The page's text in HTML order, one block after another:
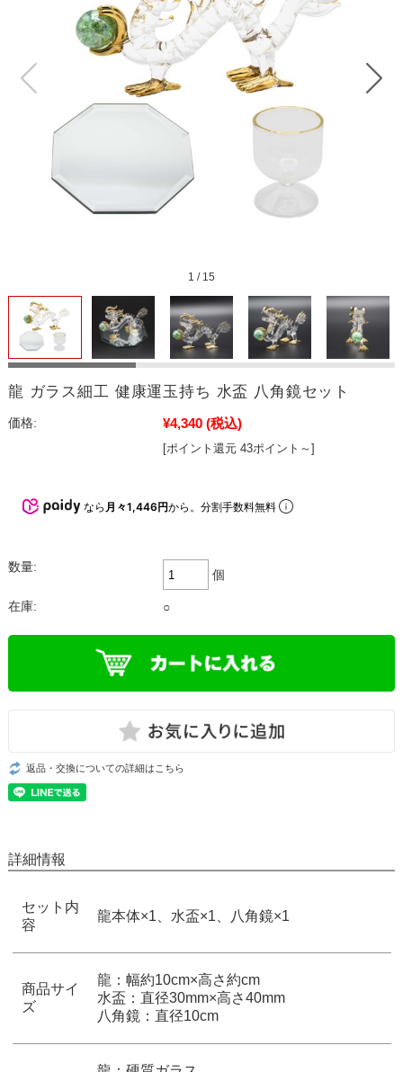
1 / 15
龍 ガラス細工 健康運玉持ち 水盃 八角鏡セット
価格: ¥4,340 (税込)
[ポイント還元 43ポイント～]
なら 月々1,446円から。分割手数料無料
数量:
個
在庫: ○
返品・交換についての詳細はこちら
詳細情報
セット内
容
龍本体×1、水盃×1、八角鏡×1
商品サイ
ズ
龍：幅約10cm×高さ約cm
水盃：直径30mm×高さ40mm
八角鏡：直径10cm